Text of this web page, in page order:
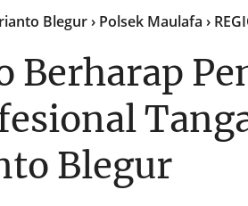
Blegur› Polsek Maulafa ›
Berharap
Blegur